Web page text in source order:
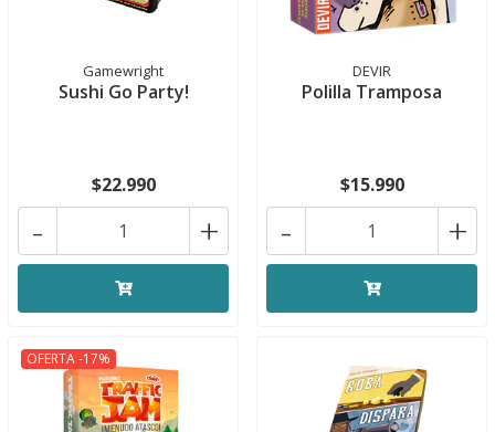
Gamewright
Sushi Go Party!
$22.990
+
-
DEVIR
Polilla Tramposa
$15.990
+
-
OFERTA -17%